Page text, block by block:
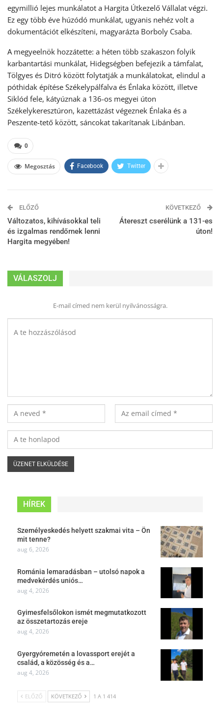
egymillió lejes munkálatot a Hargita Útkezelő Vállalat végzi.
Ez egy több éve húzódó munkálat, ugyanis nehéz volt a
dokumentációt elkészíteni, magyarázta Borboly Csaba.
A megyeelnök hozzátette: a héten több szakaszon folyik
karbantartási munkálat, Hidegségben befejezik a támfalat,
Tölgyes és Ditró között folytatják a munkálatokat, elindul a
póthidak építése Székelypálfalva és Énlaka között, illetve
Siklód fele, kátyúznak a 136-os megyei úton
Székelykeresztúron, kazettázást végeznek Énlaka és a
Peszente-tető között, sáncokat takarítanak Libánban.
0
Megosztás Facebook Twitter
ELŐZŐ
Változatos, kihívásokkal teli
és izgalmas rendőrnek lenni
Hargita megyében!
KÖVETKEZŐ
Átereszt cserélünk a 131-es
úton!
VÁLASZOLJ
E-mail címed nem kerül nyilvánosságra.
HÍREK
Személyeskedés helyett szakmai vita – Ön
mit tenne?
aug 6, 2026
Románia lemaradásban – utolsó napok a
medvekérdés uniós…
aug 4, 2026
Gyimesfelsőlokon ismét megmutatkozott
az összetartozás ereje
aug 4, 2026
Gyergyóremetén a lovassport erejét a
család, a közösség és a…
aug 4, 2026
ELŐZŐ KÖVETKEZŐ 1 A 1 414